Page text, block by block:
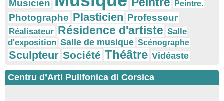
Musicien Peintre Peintre.
Photographe Plasticien Professeur
Réalisateur Résidence d'artiste Salle
d'exposition Salle de musique Scénographe
Sculpteur Société Théâtre Vidéaste
Centru d’Arti Pulifonica di Corsica